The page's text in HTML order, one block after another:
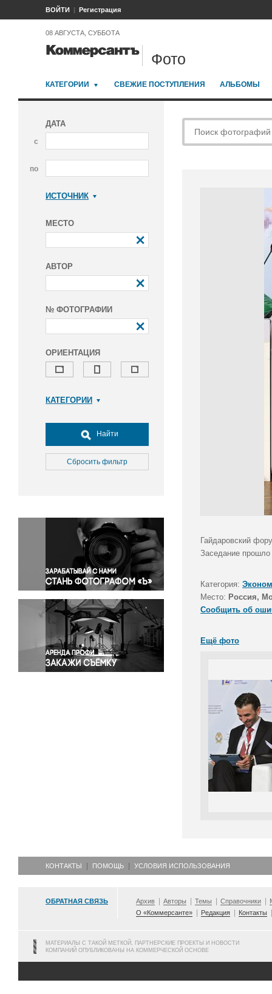
ВОЙТИ Регистрация
08 АВГУСТА, СУББОТА
Фото
КАТЕГОРИИ СВЕЖИЕ ПОСТУПЛЕНИЯ АЛЬБОМЫ
ДАТА
с
по
ИСТОЧНИК
МЕСТО
АВТОР
№ ФОТОГРАФИИ
ОРИЕНТАЦИЯ
КАТЕГОРИИ
Досуг, туризм и отдых
Культура
Медицина
Окружающая среда
Политика
Правосудие
Происшествия и конфликты
Религия
Светская жизнь
Спорт
Экология
Экономика и бизнес
Найти
Сбросить фильтр
Гайдаровский
Заседание прошло
Категория:
Место: Россия,
Сообщить об
Ещё фото
КОНТАКТЫ ПОМОЩЬ УСЛОВИЯ ИСПОЛЬЗОВАНИЯ
ОБРАТНАЯ СВЯЗЬ Архив Авторы Темы Справочники
О «Коммерсанте»
Редакция Контакты
МАТЕРИАЛЫ С ТАКОЙ МЕТКОЙ, ПАРТНЕРСКИЕ ПРОЕКТЫ И НОВОСТИ
КОМПАНИЙ ОПУБЛИКОВАНЫ НА КОММЕРЧЕСКОЙ ОСНОВЕ